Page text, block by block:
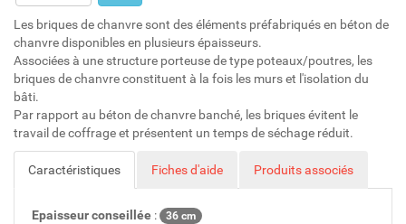
Les briques de chanvre sont des éléments préfabriqués en béton de
chanvre disponibles en plusieurs épaisseurs.
Associées à une structure porteuse de type poteaux/poutres, les
briques de chanvre constituent à la fois les murs et l'isolation du
bâti.
Par rapport au béton de chanvre banché, les briques évitent le
travail de coffrage et présentent un temps de séchage réduit.
Caractéristiques Fiches d'aide Produits associés
Epaisseur conseillée : 36 cm